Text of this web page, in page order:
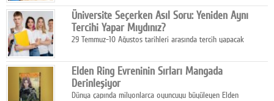
temizlik sağlayan, çevreye duyarlı bitkisel içerikli ürünleri tercih
ediyor.
Üniversite Seçerken Asıl Soru: Yeniden Aynı
Tercihi Yapar Mıydınız?
29 Temmuz-10 Ağustos tarihleri arasında tercih yapacak
Elden Ring Evreninin Sırları Mangada
Derinleşiyor
Dünya çapında milyonlarca oyuncuyu büyüleyen Elden